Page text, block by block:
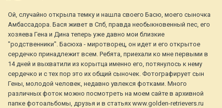
Ой, случайно открыла темку и нашла своего Басю, моего сыночка
Амбассадора. Бася живет в Спб, правда необыкновенный пес, его
хозяева Гена и Дина теперь уже давно мои близкие
"родственники". Басюха - миротворец, он идет и его открытое
сердечко принадлежит всем. Ребята, приехали ко мне первыми в
14 дней и выхватили из корытца именно его, потянулось к нему
сердечко и с тех пор это их общий сыночек. Фотографирует сын
Гены, молодой человек, недавно увлекся фотками. Много
различных фоток можно посмотреть на моем сайте в архивной
папке фотоальбомы, друзья и в статьях www.golden-retrievers.ru